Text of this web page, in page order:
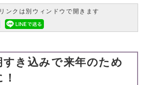
ンクは別ウィンドウで開きます
き込みで来年のため